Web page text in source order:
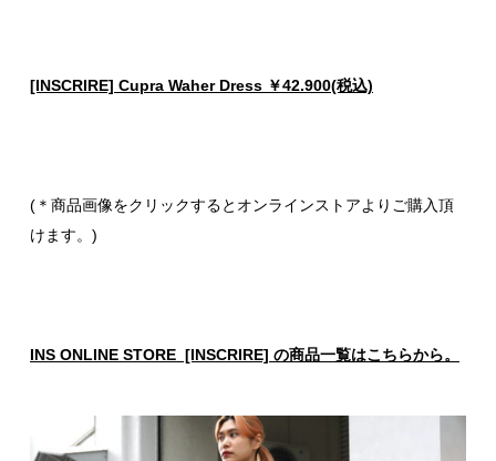
[INSCRIRE] Cupra Waher Dress ￥42.900(税込)
(＊商品画像をクリックするとオンラインストアよりご購入頂
けます。)
INS ONLINE STORE [INSCRIRE] の商品一覧はこちらから。